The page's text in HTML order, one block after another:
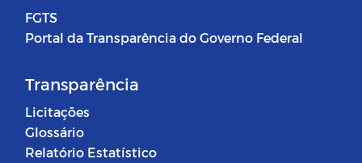
FGTS
Portal da Transparência do Governo Federal
Transparência
Licitações
Glossário
Relatório Estatístico